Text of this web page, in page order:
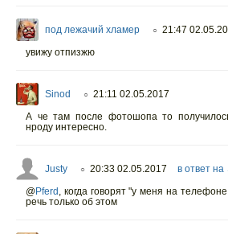
под лежачий хламер ○ 21:47
увижу отпизжю
Sinod ○ 21:11 02.05.2017
А че там после фотошопа то
нроду интересно.
Justy ○ 20:33 02.05.2017 в ответ на
@Pferd , когда говорят "у меня на
речь только об этом